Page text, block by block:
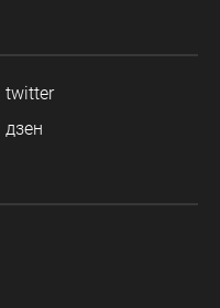
twitter
дзен